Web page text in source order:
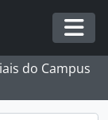
do Campus